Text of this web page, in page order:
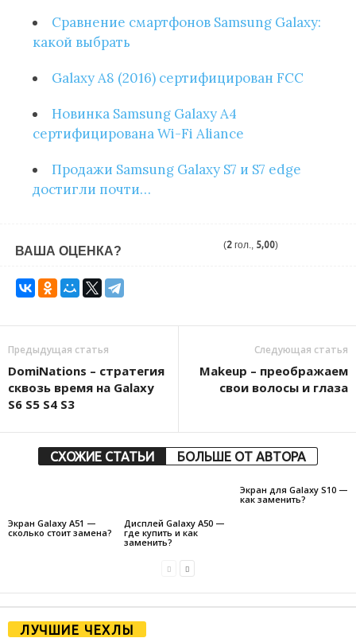
Сравнение смартфонов Samsung Galaxy:
какой выбрать
Galaxy A8 (2016) сертифицирован FCC
Новинка Samsung Galaxy A4
сертифицирована Wi-Fi Aliance
Продажи Samsung Galaxy S7 и S7 edge
достигли почти…
ВАША ОЦЕНКА? (2 гол., 5,00)
Предыдущая статья
DomiNations – стратегия
сквозь время на Galaxy
S6 S5 S4 S3
Следующая статья
Makeup – преображаем
свои волосы и глаза
СХОЖИЕ СТАТЬИ БОЛЬШЕ ОТ АВТОРА
Экран Galaxy A51 —
сколько стоит замена?
Дисплей Galaxy A50 —
где купить и как
заменить?
Экран для Galaxy S10 —
как заменить?
ЛУЧШИЕ ЧЕХЛЫ